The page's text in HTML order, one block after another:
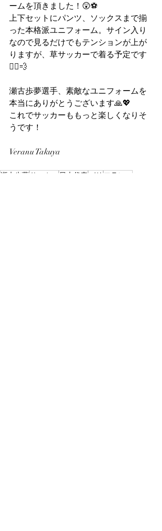
ームを頂きました！😲⚽
上下セットにパンツ、ソックスまで揃
った本格派ユニフォーム。サイン入り
なので見るだけでもテンションが上が
りますが、草サッカーで着る予定です
🏃‍♂️💨
瀬古歩夢選手、素敵なユニフォームを
本当にありがとうございます🙏💖
これでサッカーももっと楽しくなりそ
うです！
Veranu Takuya
瀬古歩夢 サッカー 日本代表 パリ フランス